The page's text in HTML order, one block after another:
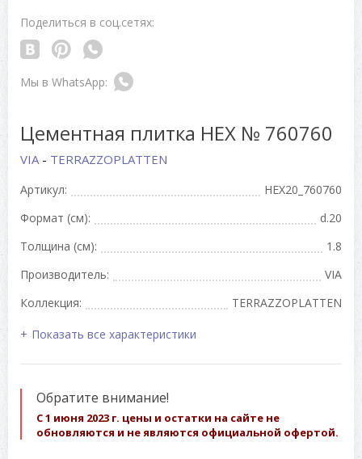
Поделиться в соц.сетях:
Цементная плитка HEX № 760760
VIA - TERRAZZOPLATTEN
Артикул:
HEX20_760760
Формат (см):
d.20
Толщина (см):
1.8
Производитель:
VIA
Коллекция:
TERRAZZOPLATTEN
Показать все характеристики
Обратите внимание!
С 1 июня 2023 г. цены и остатки на сайте не
обновляются и не являются официальной офертой.